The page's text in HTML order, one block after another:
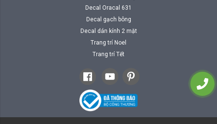
Decal Oracal 631
Decal gạch bông
Decal dán kính 2 mặt
Trang trí Noel
Trang trí Tết